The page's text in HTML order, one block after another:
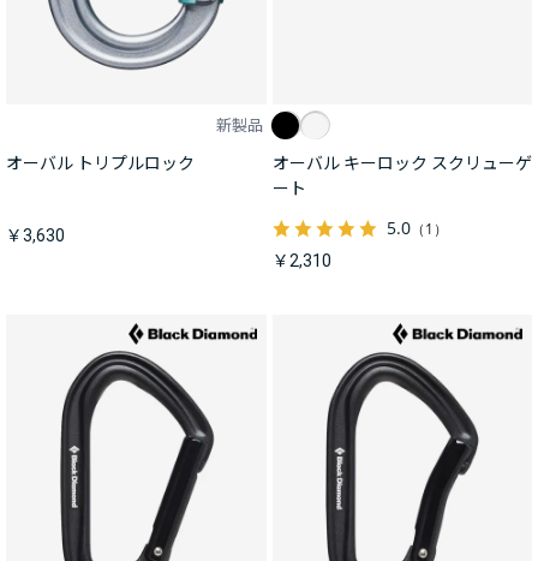
新製品
オーバル トリプルロック
￥3,630
オーバル キーロック スクリューゲ
ート
5.0（1）
￥2,310